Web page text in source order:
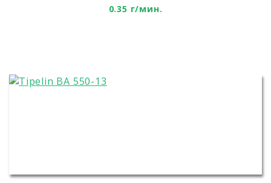
0.35 г/мин.